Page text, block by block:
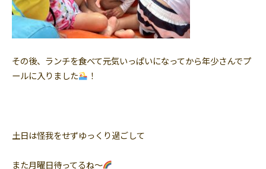
その後、ランチを食べて元気いっぱいになってから年少さんでプ
ールに入りました
！
土日は怪我をせずゆっくり過ごして
また月曜日待ってるね〜